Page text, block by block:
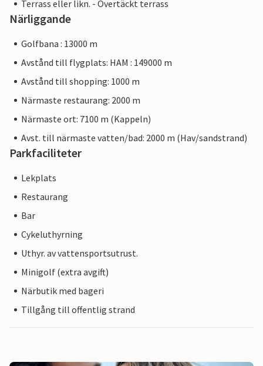
Terrass eller likn. - Övertäckt terrass
Närliggande
Golfbana : 13000 m
Avstånd till flygplats: HAM : 149000 m
Avstånd till shopping: 1000 m
Närmaste restaurang: 2000 m
Närmaste ort: 7100 m (Kappeln)
Avst. till närmaste vatten/bad: 2000 m (Hav/sandstrand)
Parkfaciliteter
Lekplats
Restaurang
Bar
Cykeluthyrning
Uthyr. av vattensportsutrust.
Minigolf (extra avgift)
Närbutik med bageri
Tillgång till offentlig strand